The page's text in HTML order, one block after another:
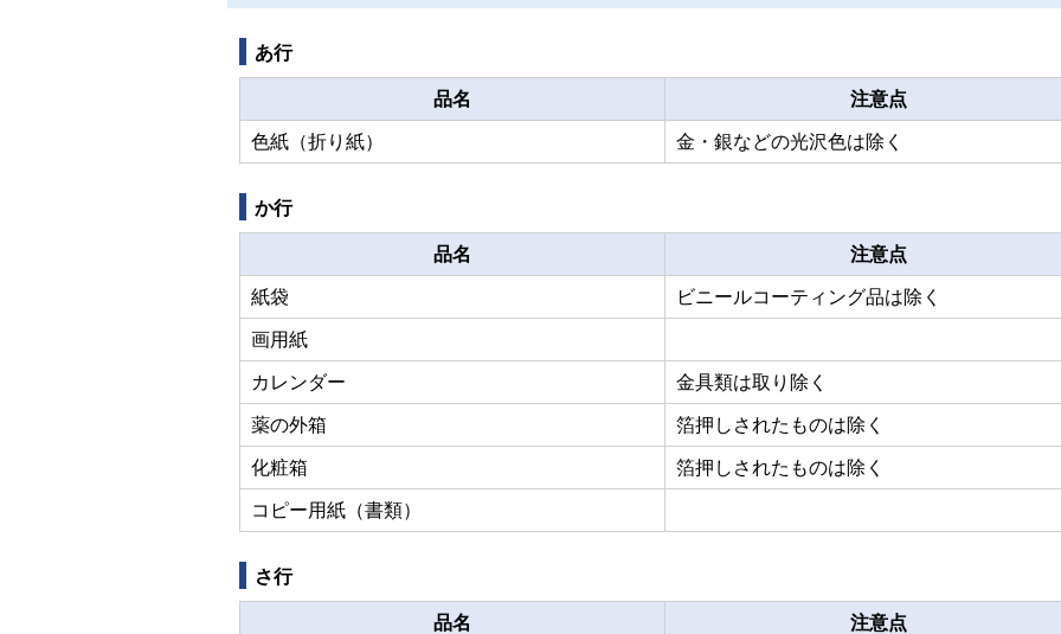
あ行
品名 注意点
色紙（折り紙） 金・銀などの光沢色は除く
か行
品名 注意点
紙袋 ビニールコーティング品は除く
画用紙
カレンダー 金具類は取り除く
薬の外箱 箔押しされたものは除く
化粧箱 箔押しされたものは除く
コピー用紙（書類）
さ行
品名 注意点